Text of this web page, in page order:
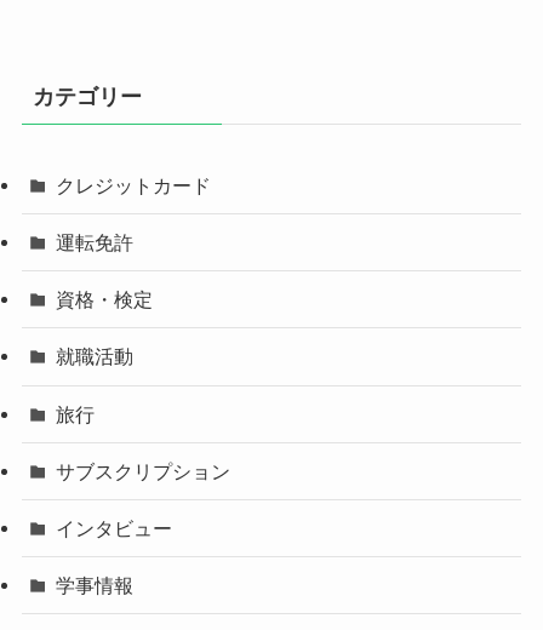
カテゴリー
クレジットカード
運転免許
資格・検定
就職活動
旅行
サブスクリプション
インタビュー
学事情報